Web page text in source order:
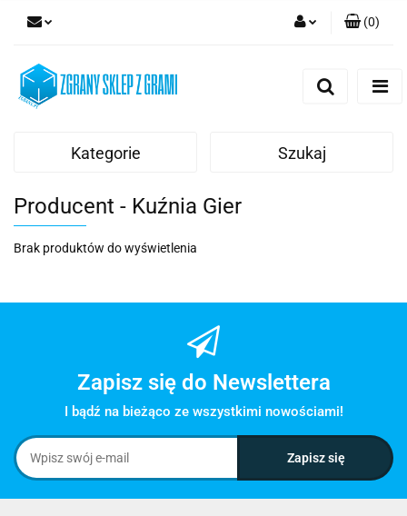
(0)
Kategorie Szukaj
Producent - Kuźnia Gier
Brak produktów do wyświetlenia
Zapisz się do Newslettera
I bądź na bieżąco ze wszystkimi nowościami!